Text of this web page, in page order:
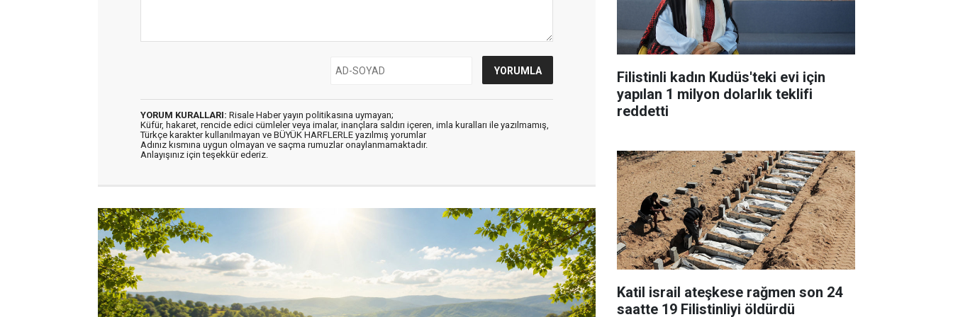
YORUM KURALLARI: Risale Haber yayın politikasına uymayan;
Küfür, hakaret, rencide edici cümleler veya imalar, inançlara saldırı içeren, imla kuralları ile yazılmamış,
Türkçe karakter kullanılmayan ve BÜYÜK HARFLERLE yazılmış yorumlar
Adınız kısmına uygun olmayan ve saçma rumuzlar onaylanmamaktadır.
Anlayışınız için teşekkür ederiz.
Filistinli kadın Kudüs'teki evi için
yapılan 1 milyon dolarlık teklifi
reddetti
Katil israil ateşkese rağmen son 24
saatte 19 Filistinliyi öldürdü